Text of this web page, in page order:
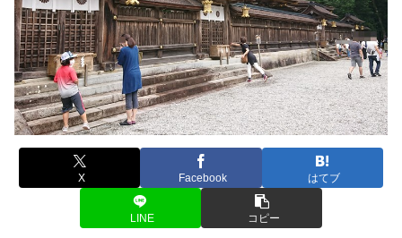
X Facebook はてブ
LINE コピー